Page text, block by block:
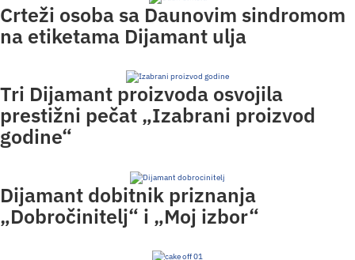
Crteži osoba sa Daunovim sindromom
na etiketama Dijamant ulja
Tri Dijamant proizvoda osvojila
prestižni pečat „Izabrani proizvod
godine“
Dijamant dobitnik priznanja
„Dobročinitelj“ i „Moj izbor“